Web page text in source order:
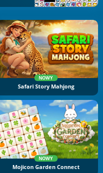
NOWY
Safari Story Mahjong
NOWY
Mojicon Garden Connect